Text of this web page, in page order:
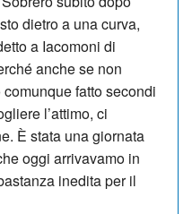
dietro a una curva,
a Iacomoni di
anche se non
fatto secondi
l’attimo, ci
È stata una giornata
oggi arrivavamo in
inedita per il